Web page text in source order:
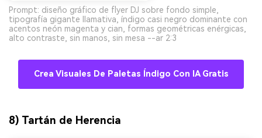
Prompt: diseño gráfico de flyer DJ sobre fondo simple,
tipografía gigante llamativa, índigo casi negro dominante con
acentos neón magenta y cian, formas geométricas enérgicas,
alto contraste, sin manos, sin mesa --ar 2:3
Crea Visuales De Paletas Índigo Con IA Gratis
8) Tartán de Herencia